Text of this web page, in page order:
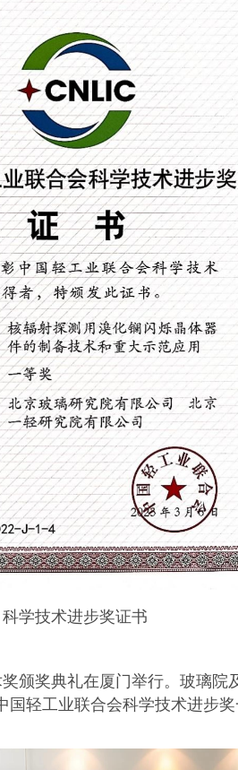
科学技术进步奖证书
颁奖典礼在厦门举行。玻璃院
轻工业联合会科学技术进步